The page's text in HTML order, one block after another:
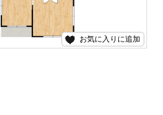
お気に入りに追加